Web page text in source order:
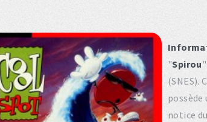
"Spirou
(SNES).
possède
notice